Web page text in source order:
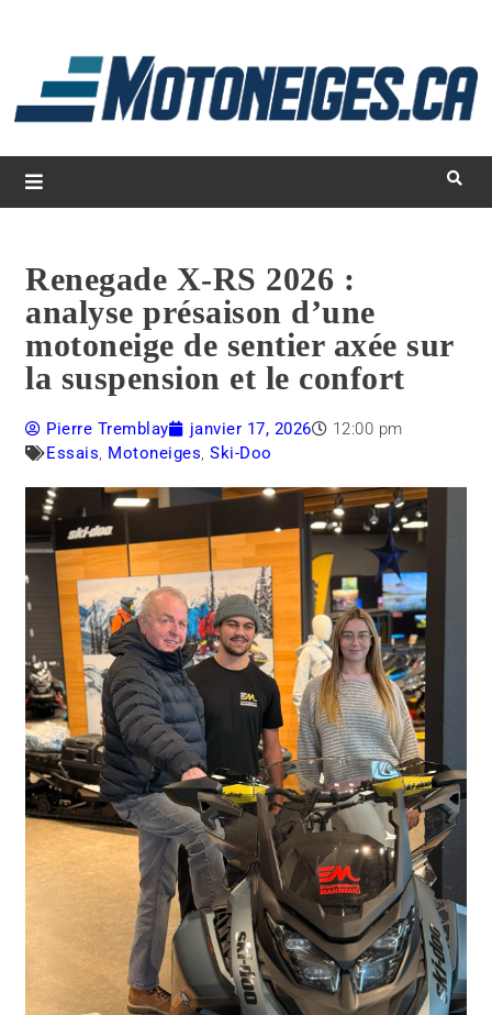
Magazine Motoneiges.ca
Renegade X-RS 2026 :
analyse présaison d’une
motoneige de sentier axée sur
la suspension et le confort
Pierre Tremblay janvier 17, 2026
12:00 pm
Essais, Motoneiges,Ski-Doo